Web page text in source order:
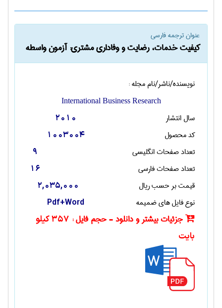
عنوان ترجمه فارسی
کیفیت خدمات، رضایت و وفاداری مشتری: آزمون واسطه
نویسنده/ناشر/نام مجله :
International Business Research
سال انتشار 2010
کد محصول 1003004
تعداد صفحات انگليسی 9
تعداد صفحات فارسی 16
قیمت بر حسب ریال 2,035,000
نوع فایل های ضمیمه Pdf+Word
جزئیات بیشتر و دانلود - حجم فایل :
357 کیلو
بایت